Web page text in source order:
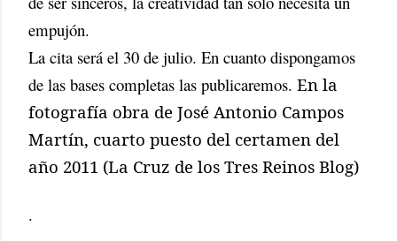
empujón.
La cita será el 30 de julio. En cuanto dispongamos
de las bases completas las publicaremos. En la
fotografía obra de José Antonio Campos
Martín, cuarto puesto del certamen del
año 2011 (La Cruz de los Tres Reinos Blog)
.